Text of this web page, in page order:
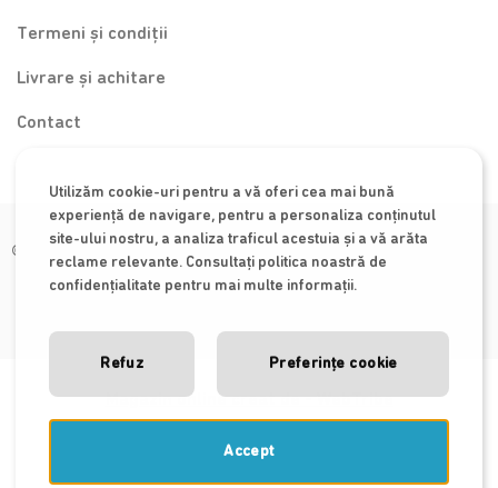
Termeni și condiții
Livrare și achitare
Contact
© 2026 Special Baby
Utilizăm cookie-uri pentru a vă oferi cea mai bună
experiență de navigare, pentru a personaliza conținutul
site-ului nostru, a analiza traficul acestuia și a vă arăta
reclame relevante. Consultați politica noastră de
confidențialitate pentru mai multe informații.
Accept
Preferințe cookie
Refuz
Magazin online creat de - WebTribe